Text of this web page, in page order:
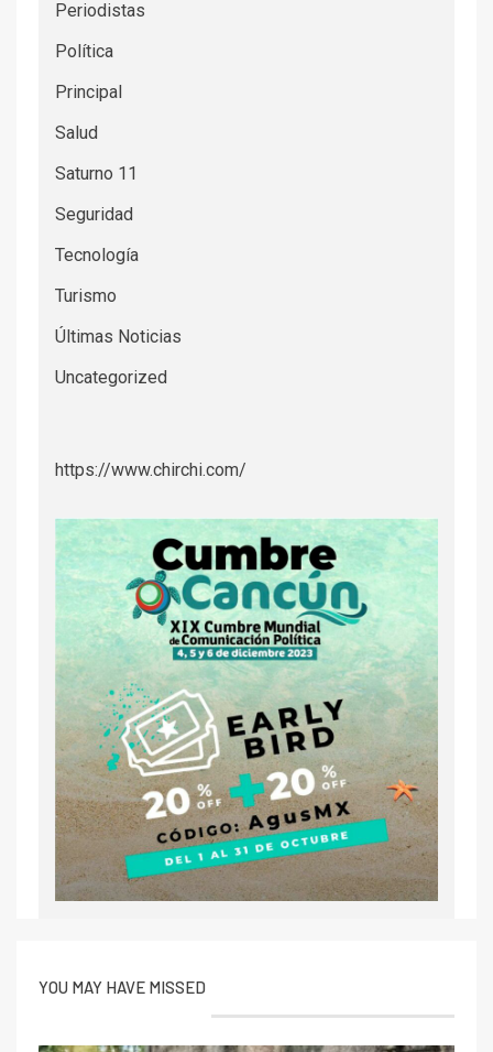
Periodistas
Política
Principal
Salud
Saturno 11
Seguridad
Tecnología
Turismo
Últimas Noticias
Uncategorized
https://www.chirchi.com/
YOU MAY HAVE MISSED